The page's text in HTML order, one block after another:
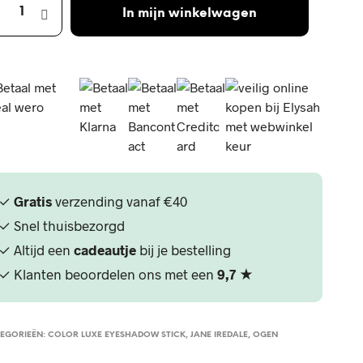
In mijn winkelwagen
✓ Gratisverzending vanaf €40
✓ Snel thuisbezorgd
✓ Altijd een cadeautjebij je bestelling
✓ Klanten beoordelen ons met een 9,7 ★
COLOR LUXE EYESHADOW STICK, JANE IREDALE, OGEN